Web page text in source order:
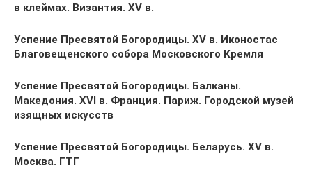
в клеймах. Византия. XV в.
Успение Пресвятой Богородицы. XV в. Иконостас
Благовещенского собора Московского Кремля
Успение Пресвятой Богородицы. Балканы.
Македония. XVI в. Франция. Париж. Городской музей
изящных искусств
Успение Пресвятой Богородицы. Беларусь. XV в.
Москва. ГТГ